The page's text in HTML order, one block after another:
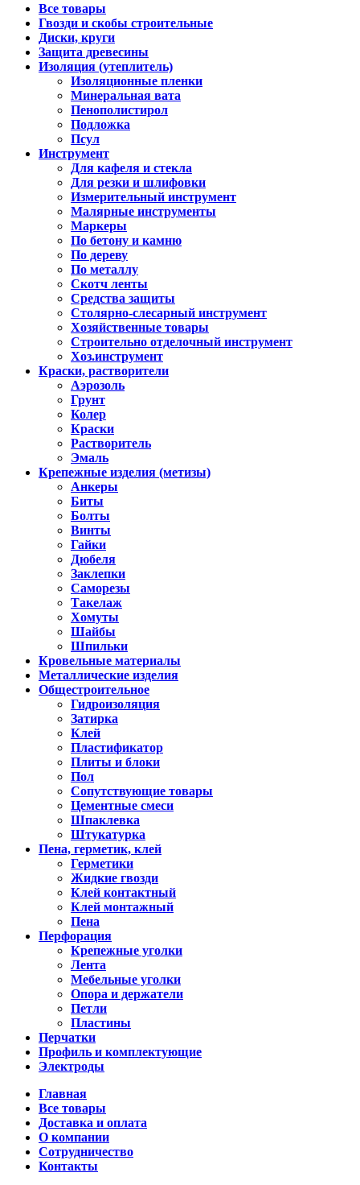
Все товары
Гвозди и скобы строительные
Диски, круги
Защита древесины
Изоляция (утеплитель)
Изоляционные пленки
Минеральная вата
Пенополистирол
Подложка
Псул
Инструмент
Для кафеля и стекла
Для резки и шлифовки
Измерительный инструмент
Малярные инструменты
Маркеры
По бетону и камню
По дереву
По металлу
Скотч ленты
Средства защиты
Столярно-слесарный инструмент
Хозяйственные товары
Строительно отделочный инструмент
Хоз.инструмент
Краски, растворители
Аэрозоль
Грунт
Колер
Краски
Растворитель
Эмаль
Крепежные изделия (метизы)
Анкеры
Биты
Болты
Винты
Гайки
Дюбеля
Заклепки
Саморезы
Такелаж
Хомуты
Шайбы
Шпильки
Кровельные материалы
Металлические изделия
Общестроительное
Гидроизоляция
Затирка
Клей
Пластификатор
Плиты и блоки
Пол
Сопутствующие товары
Цементные смеси
Шпаклевка
Штукатурка
Пена, герметик, клей
Герметики
Жидкие гвозди
Клей контактный
Клей монтажный
Пена
Перфорация
Крепежные уголки
Лента
Мебельные уголки
Опора и держатели
Петли
Пластины
Перчатки
Профиль и комплектующие
Электроды
Главная
Все товары
Доставка и оплата
О компании
Сотрудничество
Контакты